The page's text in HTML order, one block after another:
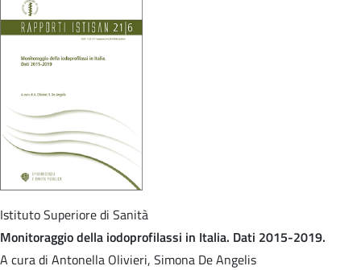
Istituto Superiore di Sanità
Monitoraggio della iodoprofilassi in Italia. Dati 2015-2019.
A cura di Antonella Olivieri, Simona De Angelis